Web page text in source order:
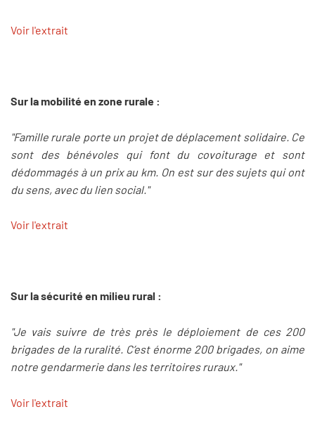
Voir l'extrait
Sur la mobilité en zone rurale :
"Famille rurale porte un projet de déplacement solidaire. Ce
sont des bénévoles qui font du covoiturage et sont
dédommagés à un prix au km. On est sur des sujets qui ont
du sens, avec du lien social."
Voir l'extrait
Sur la sécurité en milieu rural :
"Je vais suivre de très près le déploiement de ces 200
brigades de la ruralité. C’est énorme 200 brigades, on aime
notre gendarmerie dans les territoires ruraux."
Voir l'extrait